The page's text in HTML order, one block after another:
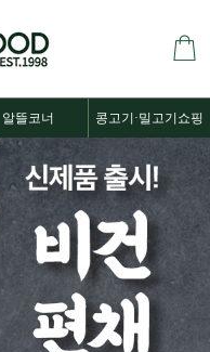
알뜰코너 콩고기·밀고기쇼핑